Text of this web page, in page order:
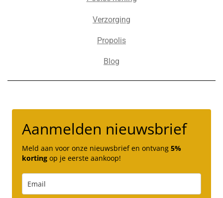
Verzorging
Propolis
Blog
Aanmelden nieuwsbrief
Meld aan voor onze nieuwsbrief en ontvang 5%
korting op je eerste aankoop!